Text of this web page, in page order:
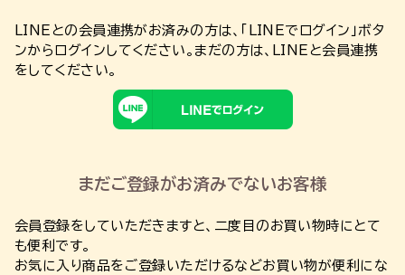
LINEとの会員連携がお済みの方は、「LINEでログイン」ボタ
ンからログインしてください。まだの方は、 LINEと会員連携
をしてください。
まだご登録がお済みでないお客様
会員登録をしていただきますと、二度目のお買い物時にとて
も便利です。
お気に入り商品をご登録いただけるなどお買い物が便利にな